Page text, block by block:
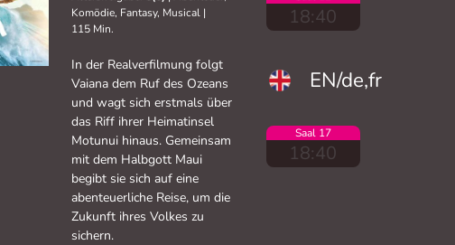
Komödie, Fantasy, Musical |
115 Min.
In der Realverfilmung folgt
Vaiana dem Ruf des Ozeans
und wagt sich erstmals über
das Riff ihrer Heimatinsel
Motunui hinaus. Gemeinsam
mit dem Halbgott Maui
begibt sie sich auf eine
abenteuerliche Reise, um die
Zukunft ihres Volkes zu
sichern.
18:40
EN/de,fr
Saal 17
18:40